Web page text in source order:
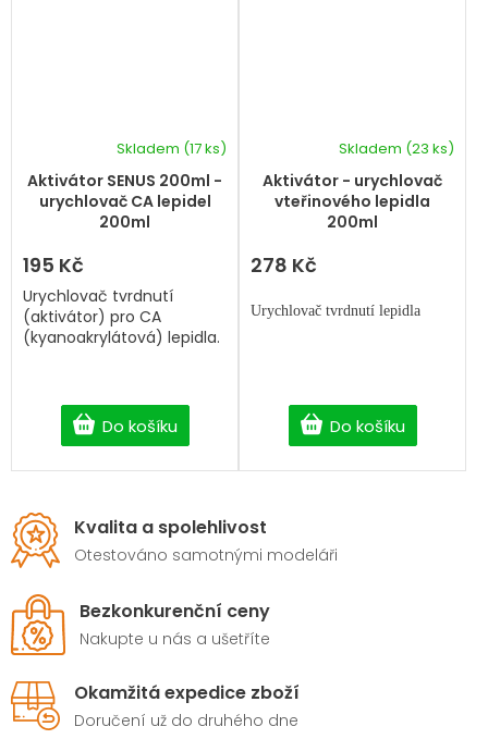
Aktivátor SENUS 200ml -
urychlovač CA lepidel
200ml
Skladem (17 ks)
195 Kč
Do košíku
Urychlovač tvrdnutí
(aktivátor) pro CA
(kyanoakrylátová) lepidla.
Aktivátor - urychlovač
vteřinového lepidla
200ml
Skladem (23 ks)
278 Kč
Do košíku
Urychlovač tvrdnutí lepidla
Kvalita a spolehlivost
Otestováno samotnými modeláři
Bezkonkurenční ceny
Nakupte u nás a ušetříte
Okamžitá expedice zboží
Doručení už do druhého dne